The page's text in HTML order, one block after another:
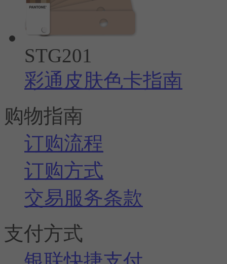
STG201
彩通皮肤色卡指南
购物指南
订购流程
订购方式
交易服务条款
支付方式